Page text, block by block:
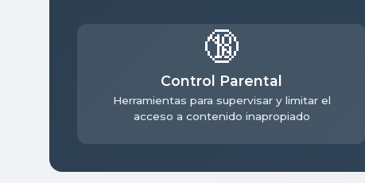
🔞
Control Parental
Herramientas para supervisar y limitar el
acceso a contenido inapropiado